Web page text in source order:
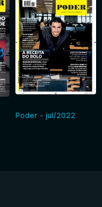
Poder - jul/2022